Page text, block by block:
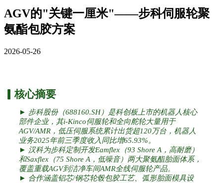
AGV的"关键一厘米"——步科伺服轮聚
氨酯包胶方案
2026-05-26
▎核心摘要
► 步科股份（688160.SH）是科创板上市的机器人核心
部件企业，其i-Kinco伺服轮和全向舵轮大量用于
AGV/AMR，低压伺服系统累计出货超120万台，机器人
业务2025年前三季度收入同比增65.93%。
► 汉科为步科定制开发Eamflex（93 Shore A，高耐磨）
和Saxflex（75 Shore A，低噪音）两大聚氨酯胎面体系，
覆盖重载AGV到洁净车间AMR全线伺服轮产品。
► 合作涵盖铝芯/钢芯轮毂包胶工艺、弧形胎面模具设